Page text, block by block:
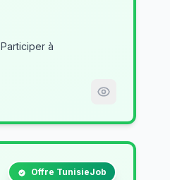
à
Offre TunisieJob